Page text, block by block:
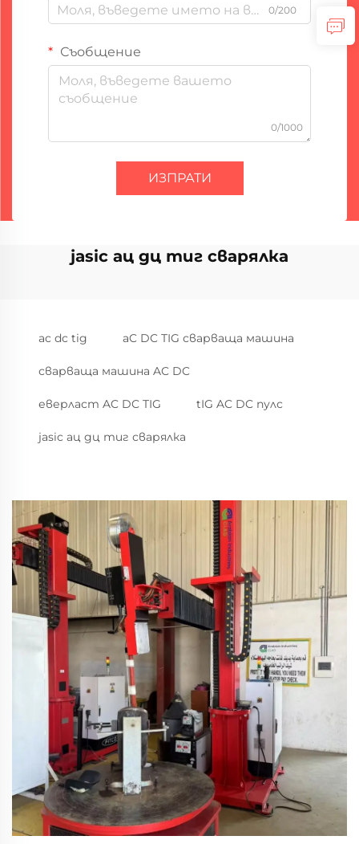
0/200
Съобщение
0/1000
ИЗПРАТИ
jasic ац дц тиг сварялка
ac dc tig aC DC TIG сварваща машина
сварваща машина AC DC
еверласт AC DC TIG tIG AC DC пулс
jasic ац дц тиг сварялка